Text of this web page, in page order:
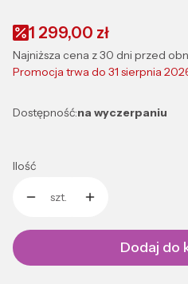
1 299,00 zł
Najniższa cena z 30 dni przed
Promocja trwa do 31 sierpnia
Dostępność:na wyczerpaniu
Ilość
szt.
Dodaj do